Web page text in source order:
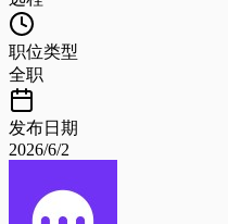
职位类型
全职
发布日期
2026/6/2